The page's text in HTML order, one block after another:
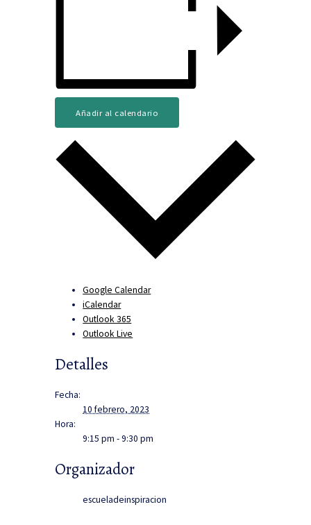
Añadir al calendario
Google Calendar
iCalendar
Outlook 365
Outlook Live
Detalles
Fecha:
10 febrero, 2023
Hora:
9:15 pm - 9:30 pm
Organizador
escueladeinspiracion